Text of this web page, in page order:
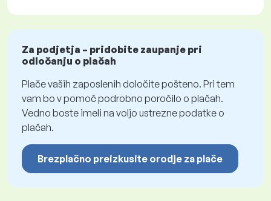
Za podjetja – pridobite zaupanje pri
odločanju o plačah
Plače vaših zaposlenih določite pošteno. Pri tem
vam bo v pomoč podrobno poročilo o plačah.
Vedno boste imeli na voljo ustrezne podatke o
plačah.
Brezplačno preizkusite orodje za plače